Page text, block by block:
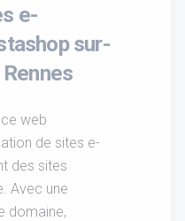
e-
sur-
web
de sites e-
des sites
Avec une
domaine,